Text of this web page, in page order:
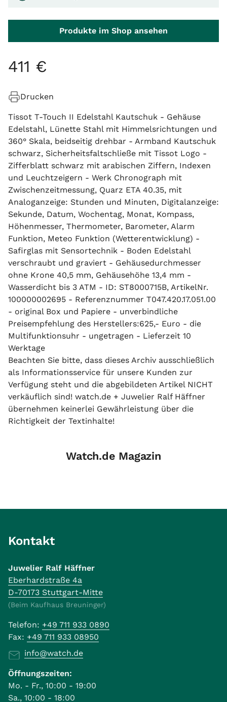
Produkte im Shop ansehen
411 €
Drucken
Tissot T-Touch II Edelstahl Kautschuk - Gehäuse
Edelstahl, Lünette Stahl mit Himmelsrichtungen und
360° Skala, beidseitig drehbar - Armband Kautschuk
schwarz, Sicherheitsfaltschließe mit Tissot Logo -
Zifferblatt schwarz mit arabischen Ziffern, Indexen
und Leuchtzeigern - Werk Chronograph mit
Zwischenzeitmessung, Quarz ETA 40.35, mit
Analoganzeige: Stunden und Minuten, Digitalanzeige:
Sekunde, Datum, Wochentag, Monat, Kompass,
Höhenmesser, Thermometer, Barometer, Alarm
Funktion, Meteo Funktion (Wetterentwicklung) -
Safirglas mit Sensortechnik - Boden Edelstahl
verschraubt und graviert - Gehäusedurchmesser
ohne Krone 40,5 mm, Gehäusehöhe 13,4 mm -
Wasserdicht bis 3 ATM - ID: ST8000715B, ArtikelNr.
100000002695 - Referenznummer T047.420.17.051.00
- original Box und Papiere - unverbindliche
Preisempfehlung des Herstellers:625,- Euro - die
Multifunktionsuhr - ungetragen - Lieferzeit 10
Werktage
Beachten Sie bitte, dass dieses Archiv ausschließlich
als Informationsservice für unsere Kunden zur
Verfügung steht und die abgebildeten Artikel NICHT
verkäuflich sind! watch.de + Juwelier Ralf Häffner
übernehmen keinerlei Gewährleistung über die
Richtigkeit der Textinhalte!
Watch.de Magazin
Kontakt
Juwelier Ralf Häffner
Eberhardstraße 4a
D-70173 Stuttgart-Mitte
(Beim Kaufhaus Breuninger)
Telefon: +49 711 933 0890
Fax: +49 711 933 08950
info@watch.de
Öffnungszeiten:
Mo. - Fr., 10:00 - 19:00
Sa., 10:00 - 18:00